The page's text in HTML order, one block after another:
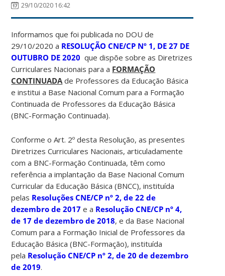
29/10/2020 16:42
Informamos que foi publicada no DOU de
29/10/2020 a RESOLUÇÃO CNE/CP Nº 1, DE 27 DE
OUTUBRO DE 2020 que dispõe sobre as Diretrizes
Curriculares Nacionais para a FORMAÇÃO
CONTINUADA de Professores da Educação Básica
e institui a Base Nacional Comum para a Formação
Continuada de Professores da Educação Básica
(BNC-Formação Continuada).
Conforme o Art. 2º desta Resolução, as presentes
Diretrizes Curriculares Nacionais, articuladamente
com a BNC-Formação Continuada, têm como
referência a implantação da Base Nacional Comum
Curricular da Educação Básica (BNCC), instituída
pelas Resoluções CNE/CP nº 2, de 22 de
dezembro de 2017 e a Resolução CNE/CP nº 4,
de 17 de dezembro de 2018, e da Base Nacional
Comum para a Formação Inicial de Professores da
Educação Básica (BNC-Formação), instituída
pela Resolução CNE/CP nº 2, de 20 de dezembro
de 2019.